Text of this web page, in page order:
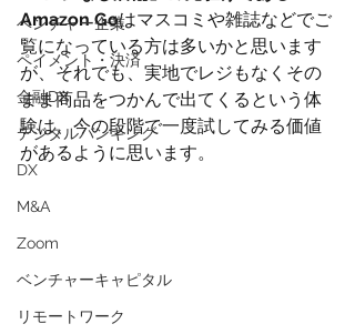
ベンチャー企業
ペイメント・決済
金融DX
デジタルバンキング
DX
M&A
Zoom
ベンチャーキャピタル
リモートワーク
Amazon Goはマスコミや雑誌などでご
覧になっている方は多いかと思います
が、それでも、実地でレジもなくその
まま商品をつかんで出てくるという体
験は、今の段階で一度試してみる価値
があるように思います。